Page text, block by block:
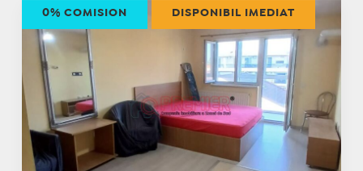
0% COMISION DISPONIBIL IMEDIAT